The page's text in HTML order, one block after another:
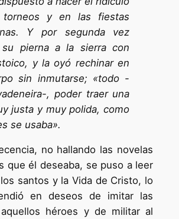
y en las fiestas
Y por segunda vez
pierna a la sierra con
y la oyó rechinar en
sin inmutarse; «todo -
, poder traer una
justa y muy polida, como
se usaba».
no hallando las novelas
que él deseaba, se puso a leer
santos y la Vida de Cristo, lo
en deseos de imitar las
héroes y de militar al